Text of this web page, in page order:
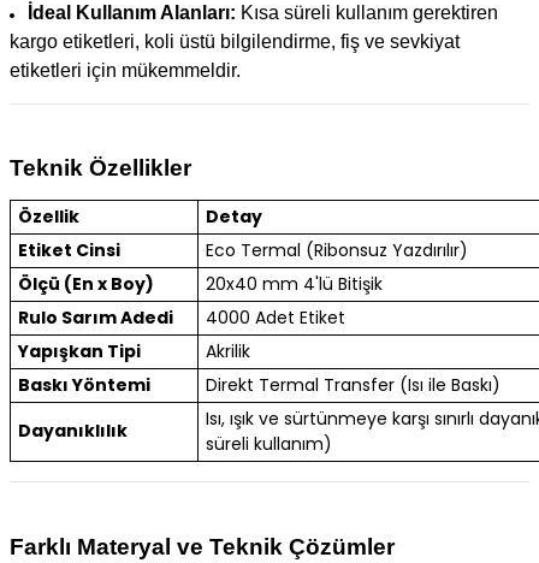
İdeal Kullanım Alanları: Kısa süreli kullanım gerektiren
kargo etiketleri, koli üstü bilgilendirme, fiş ve sevkiyat
etiketleri için mükemmeldir.
Teknik Özellikler
Özellik
Detay
Etiket Cinsi
Eco Termal (Ribonsuz Yazdırılır)
Ölçü (En x Boy)
20x40 mm 4'lü Bitişik
Rulo Sarım Adedi
4000 Adet Etiket
Yapışkan Tipi
Akrilik
Baskı Yöntemi
Direkt Termal Transfer (Isı ile Baskı)
Dayanıklılık
Isı, ışık ve sürtünmeye karşı sınırlı
süreli kullanım)
Farklı Materyal ve Teknik Çözümler